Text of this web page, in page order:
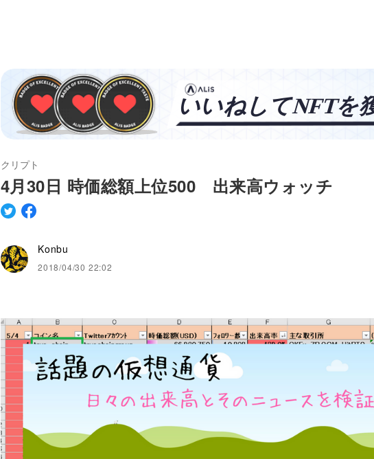
クリプト
4月30日 時価総額上位500 出来高ウォッチ
Konbu
2018/04/30 22:02